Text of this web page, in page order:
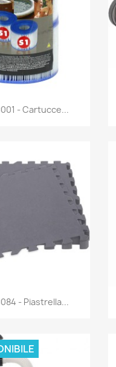
Anteprima
- Cartucce...
Anteprima
- Piastrella...